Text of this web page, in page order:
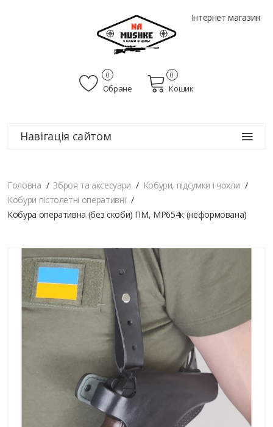
Інтернет магазин
Обране
0
Кошик
0
Навігація сайтом
Головна Зброя та аксесуари
Кобури, підсумки і чохли
Кобури пістолетні оперативні
Кобура оперативна (без скоби) ПМ, МР654к (неформована)